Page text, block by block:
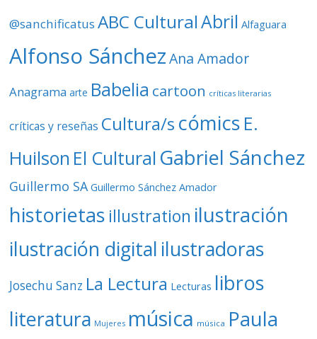
e
@sanchificatus ABC CulturalAbril Alfaguara
Alfonso Sánchez Ana Amador
Anagrama arte Babelia cartoon críticas literarias
críticas y reseñas Cultura/s cómics E.
Huilson El Cultural Gabriel Sánchez
Guillermo SA Guillermo Sánchez Amador
historietas illustration ilustración
ilustración digital ilustradoras
Josechu Sanz La Lectura Lecturas libros
literatura Mujeres música música Paula